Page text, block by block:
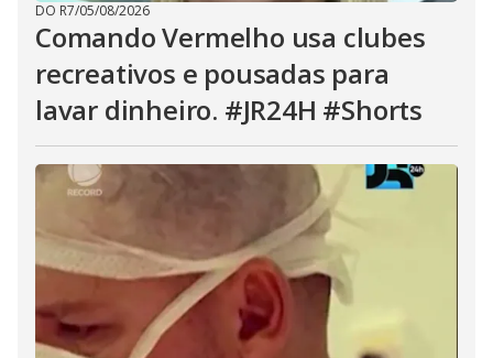
DO R7/05/08/2026
Comando Vermelho usa clubes
recreativos e pousadas para
lavar dinheiro. #JR24H #Shorts